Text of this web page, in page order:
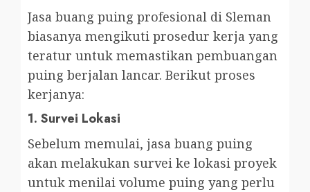
Jasa buang puing profesional di Sleman
biasanya mengikuti prosedur kerja yang
teratur untuk memastikan pembuangan
puing berjalan lancar. Berikut proses
kerjanya:
1. Survei Lokasi
Sebelum memulai, jasa buang puing
akan melakukan survei ke lokasi proyek
untuk menilai volume puing yang perlu